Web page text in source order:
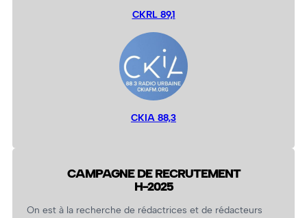
CKRL 89,1
CKIA 88,3
CAMPAGNE DE RECRUTEMENT
H-2025
On est à la recherche de rédactrices et de rédacteurs